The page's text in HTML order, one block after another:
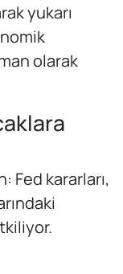
yukarı
olarak
Fed kararları,